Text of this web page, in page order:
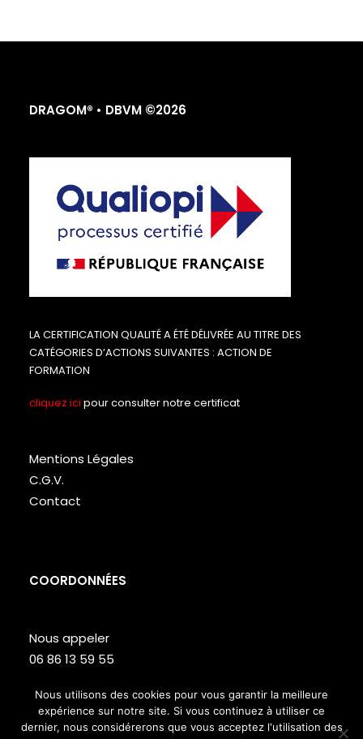
DRAGOM® • DBVM ©2026
LA CERTIFICATION QUALITÉ A ÉTÉ DÉLIVRÉE AU TITRE DES
CATÉGORIES D’ACTIONS SUIVANTES : ACTION DE
FORMATION
cliquez ici pour consulter notre certificat
Mentions Légales
C.G.V.
Contact
COORDONNÉES
Nous appeler
06 86 13 59 55
Site web réalisé parStudio T
Nous utilisons des cookies pour vous garantir la meilleure
expérience sur notre site. Si vous continuez à utiliser ce
dernier, nous considérerons que vous acceptez l'utilisation des